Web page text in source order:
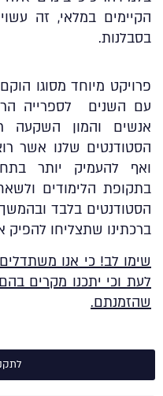
הקיימים במלאי, זה
בסבלנות.
עם השנים לספרייה
אנשים והמון
הסטודנטים שלנו אשר
ואף להעמיק יותר
בתקופת הלימודים
הסטודנטים בלבד
ברכתינו שתצליחו להפיק
שימו לב! כי אנו
לעת וכי יתכנו מקרים
שהזמנתם.